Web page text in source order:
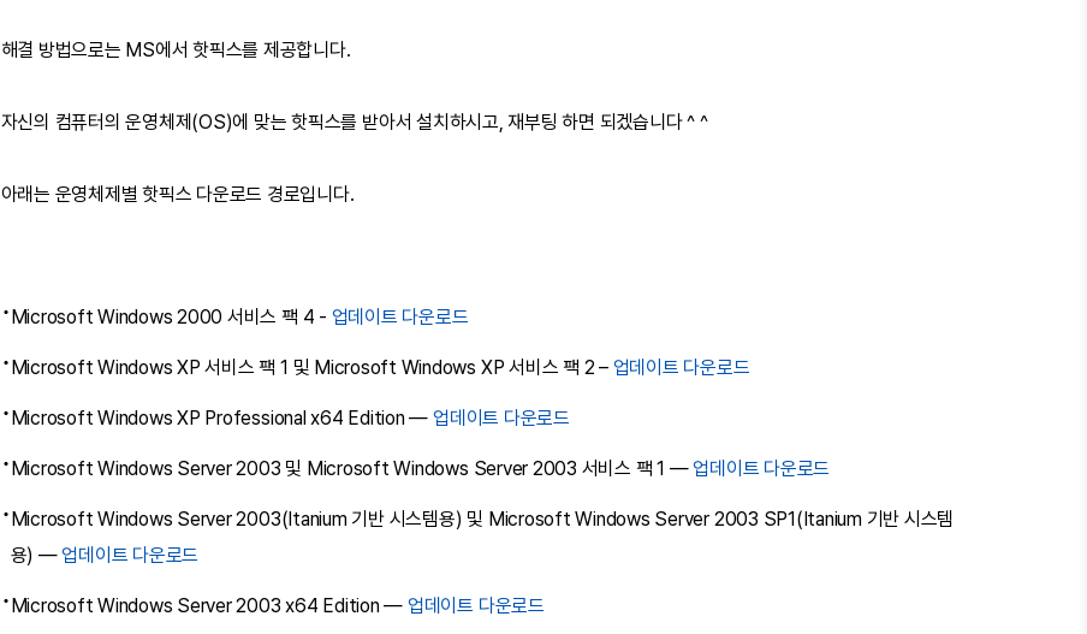
해결 방법으로는 MS에서 핫픽스를 제공합니다.
자신의 컴퓨터의 운영체제(OS)에 맞는 핫픽스를 받아서 설치하시고, 재부팅 하면 되겠습니다 ^ ^
아래는 운영체제별 핫픽스 다운로드 경로입니다.
•Microsoft Windows 2000 서비스 팩 4 - 업데이트 다운로드
•Microsoft Windows XP 서비스 팩 1 및 Microsoft Windows XP 서비스 팩 2 – 업데이트 다운로드
•Microsoft Windows XP Professional x64 Edition — 업데이트 다운로드
•Microsoft Windows Server 2003 및 Microsoft Windows Server 2003 서비스 팩 1 —업데이트 다운로드
•Microsoft Windows Server 2003(Itanium 기반 시스템용) 및 Microsoft Windows Server 2003 SP1(Itanium 기반 시스템
용) —업데이트 다운로드
•Microsoft Windows Server 2003 x64 Edition — 업데이트 다운로드